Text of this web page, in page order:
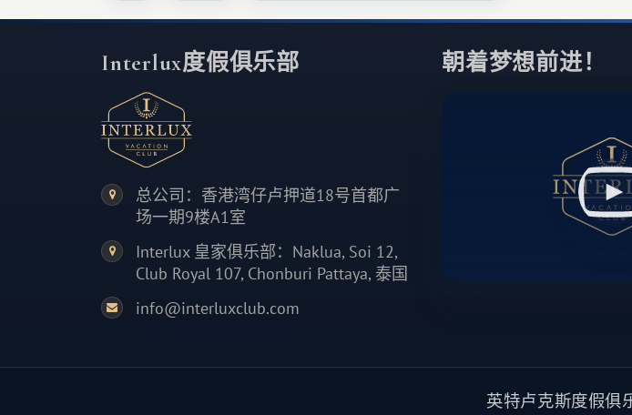
Interlux度假俱乐部
总公司：香港湾仔卢押道18号首都广
场一期9楼A1室
Interlux 皇家俱乐部：Naklua, Soi 12,
Club Royal 107, Chonburi Pattaya, 泰国
info@interluxclub.com
朝着梦想前进！
英特卢克斯度假俱